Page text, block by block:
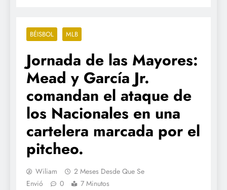
BÉISBOL MLB
Jornada de las Mayores:
Mead y García Jr.
comandan el ataque de
los Nacionales en una
cartelera marcada por el
pitcheo.
Wiliam
2 Meses Desde Que Se
Envió
0 7 Minutos